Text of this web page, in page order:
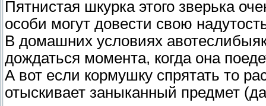
Пятнистая шкурка этого зверька
особи могут довести свою
В домашних условиях
дождаться момента, когда она
А вот если кормушку спрятать то
отыскивает заныканный предмет